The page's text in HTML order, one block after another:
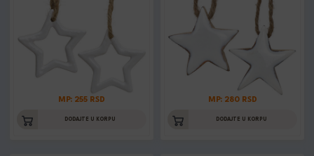
MP: 255 RSD
DODAJTE U KORPU
MP: 280 RSD
DODAJTE U KORPU